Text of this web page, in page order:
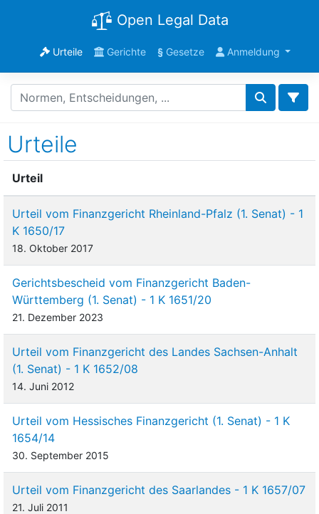
Open Legal Data
Urteile Gerichte §Gesetze Anmeldung
Urteile
Urteil
Urteil vom Finanzgericht Rheinland-Pfalz (1. Senat) - 1
K 1650/17
18. Oktober 2017
Gerichtsbescheid vom Finanzgericht Baden-
Württemberg (1. Senat) - 1 K 1651/20
21. Dezember 2023
Urteil vom Finanzgericht des Landes Sachsen-Anhalt
(1. Senat) - 1 K 1652/08
14. Juni 2012
Urteil vom Hessisches Finanzgericht (1. Senat) - 1 K
1654/14
30. September 2015
Urteil vom Finanzgericht des Saarlandes - 1 K 1657/07
21. Juli 2011